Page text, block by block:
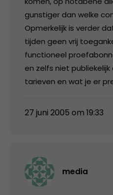
gunstiger dan welke
Opmerkelijk is verder
tijden geen vrij
functioneel
en zelfs niet publiekelijk
tarieven en wat je er
27 juni 2005 om 19:33
media